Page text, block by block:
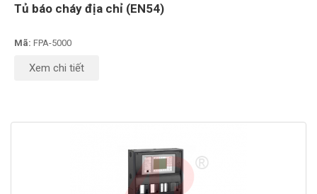
Tủ báo cháy địa chỉ (EN54)
Mã: FPA-5000
Xem chi tiết